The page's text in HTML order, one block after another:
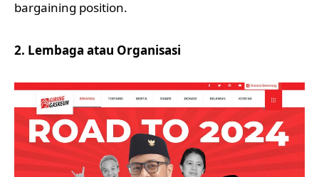
bargaining position.
2. Lembaga atau Organisasi